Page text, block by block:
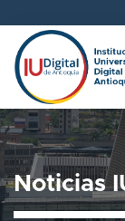
Noticias